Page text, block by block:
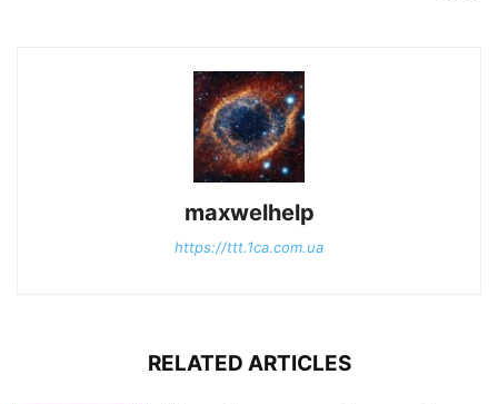
maxwelhelp
https://ttt.1ca.com.ua
RELATED ARTICLES